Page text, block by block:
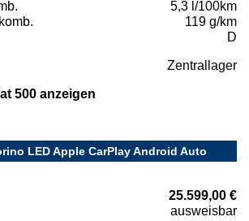
5,3 l/100km
119 g/km
D
Zentrallager
500 anzeigen
LED Apple CarPlay Android Auto
25.599,00 €
ausweisbar